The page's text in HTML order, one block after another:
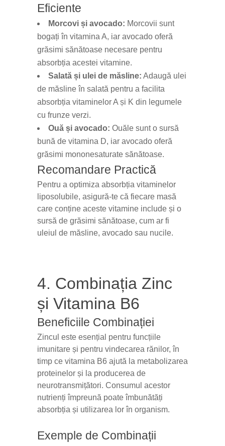
Eficiente
Morcovi și avocado: Morcovii sunt
bogați în vitamina A, iar avocado oferă
grăsimi sănătoase necesare pentru
absorbția acestei vitamine.
Salată și ulei de măsline: Adaugă ulei
de măsline în salată pentru a facilita
absorbția vitaminelor A și K din legumele
cu frunze verzi.
Ouă și avocado: Ouăle sunt o sursă
bună de vitamina D, iar avocado oferă
grăsimi mononesaturate sănătoase.
Recomandare Practică
Pentru a optimiza absorbția vitaminelor
liposolubile, asigură-te că fiecare masă
care conține aceste vitamine include și o
sursă de grăsimi sănătoase, cum ar fi
uleiul de măsline, avocado sau nucile.
4. Combinația Zinc
și Vitamina B6
Beneficiile Combinației
Zincul este esențial pentru funcțiile
imunitare și pentru vindecarea rănilor, în
timp ce vitamina B6 ajută la metabolizarea
proteinelor și la producerea de
neurotransmițători. Consumul acestor
nutrienți împreună poate îmbunătăți
absorbția și utilizarea lor în organism.
Exemple de Combinații